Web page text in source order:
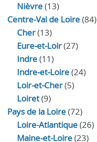
Nièvre(13)
Centre-Val de Loire(84)
Cher(13)
Eure‑et‑Loir(27)
Indre(11)
Indre‑et‑Loire(24)
Loir‑et‑Cher(5)
Loiret(9)
Pays de la Loire(72)
Loire-Atlantique(26)
Maine-et-Loire(23)